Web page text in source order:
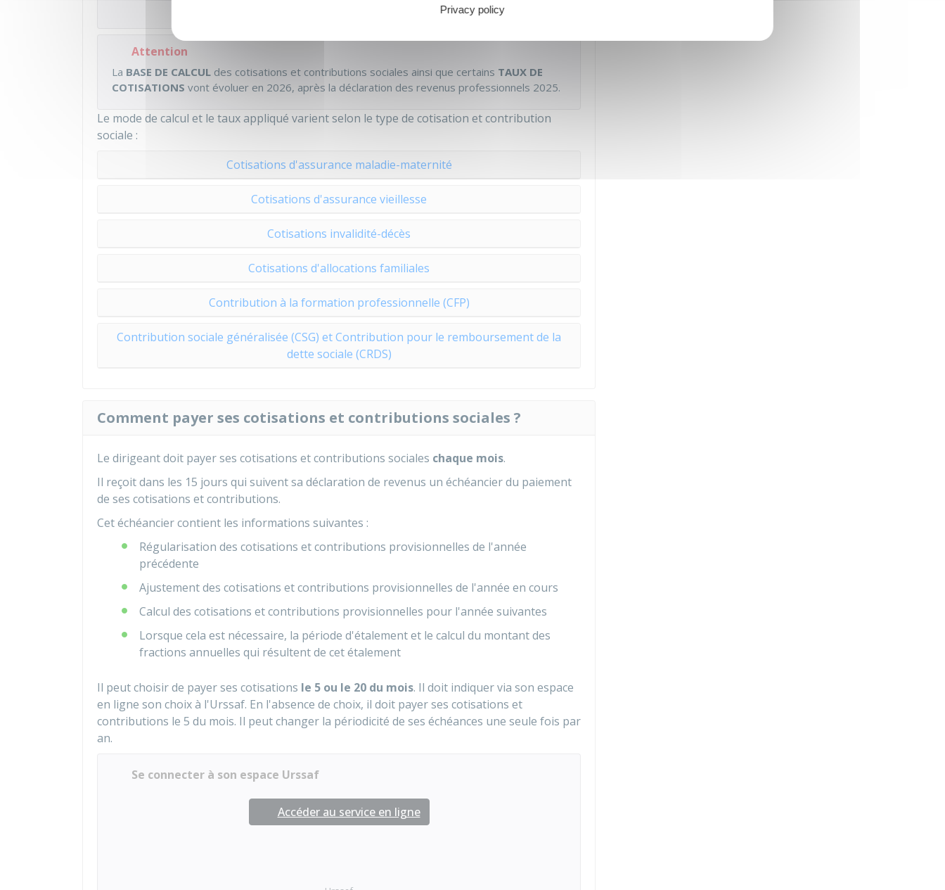
Attention
La BASE DE CALCUL des cotisations et contributions sociales ainsi que certains TAUX DE
COTISATIONS vont évoluer en 2026, après la déclaration des revenus professionnels 2025.
Le mode de calcul et le taux appliqué varient selon le type de cotisation et contribution
sociale :
Cotisations d'assurance maladie-maternité
Cotisations d'assurance vieillesse
Cotisations invalidité-décès
Cotisations d'allocations familiales
Contribution à la formation professionnelle (CFP)
Contribution sociale généralisée (CSG) et Contribution pour le remboursement de la
dette sociale (CRDS)
Comment payer ses cotisations et contributions sociales ?
Le dirigeant doit payer ses cotisations et contributions sociales chaque mois.
Il reçoit dans les 15 jours qui suivent sa déclaration de revenus un échéancier du paiement
de ses cotisations et contributions.
Cet échéancier contient les informations suivantes :
Régularisation des cotisations et contributions provisionnelles de l'année
précédente
Ajustement des cotisations et contributions provisionnelles de l'année en cours
Calcul des cotisations et contributions provisionnelles pour l'année suivantes
Lorsque cela est nécessaire, la période d'étalement et le calcul du montant des
fractions annuelles qui résultent de cet étalement
Il peut choisir de payer ses cotisations le 5 ou le 20 du mois. Il doit indiquer via son espace
en ligne son choix à l'Urssaf. En l'absence de choix, il doit payer ses cotisations et
contributions le 5 du mois. Il peut changer la périodicité de ses échéances une seule fois par
an.
Se connecter à son espace Urssaf
Accéder au service en ligne
Privacy policy